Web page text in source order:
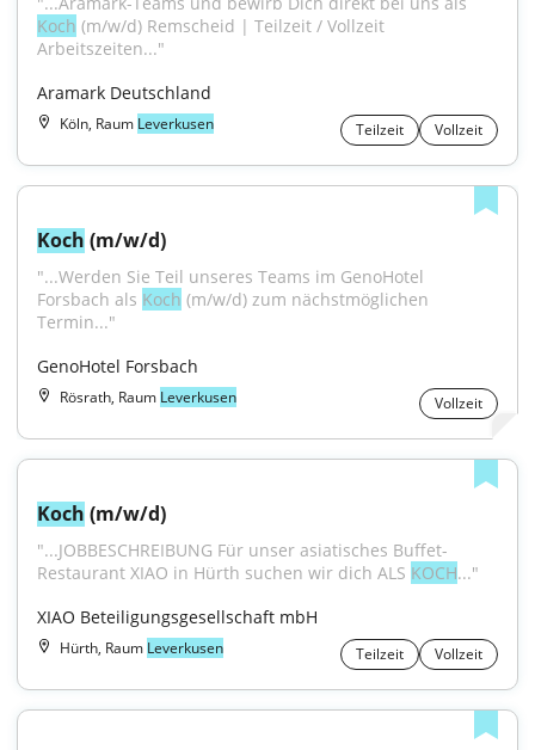
Koch (m/w/d) Remscheid | Teilzeit / Vollzeit
Arbeitszeiten..."
Aramark Deutschland
Köln, Raum Leverkusen Teilzeit Vollzeit
Koch (m/w/d)
"...Werden Sie Teil unseres Teams im GenoHotel
Forsbach als Koch (m/w/d) zum nächstmöglichen
Termin..."
GenoHotel Forsbach
Rösrath, Raum Leverkusen Vollzeit
Koch (m/w/d)
"...JOBBESCHREIBUNG Für unser asiatisches Buffet-
Restaurant XIAO in Hürth suchen wir dich ALS KOCH..."
XIAO Beteiligungsgesellschaft mbH
Hürth, Raum Leverkusen Teilzeit Vollzeit